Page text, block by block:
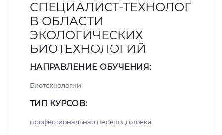
СПЕЦИАЛИСТ-ТЕХНОЛОГ
В ОБЛАСТИ
ЭКОЛОГИЧЕСКИХ
БИОТЕХНОЛОГИЙ
НАПРАВЛЕНИЕ ОБУЧЕНИЯ:
Биотехнологии
ТИП КУРСОВ:
профессиональная переподготовка